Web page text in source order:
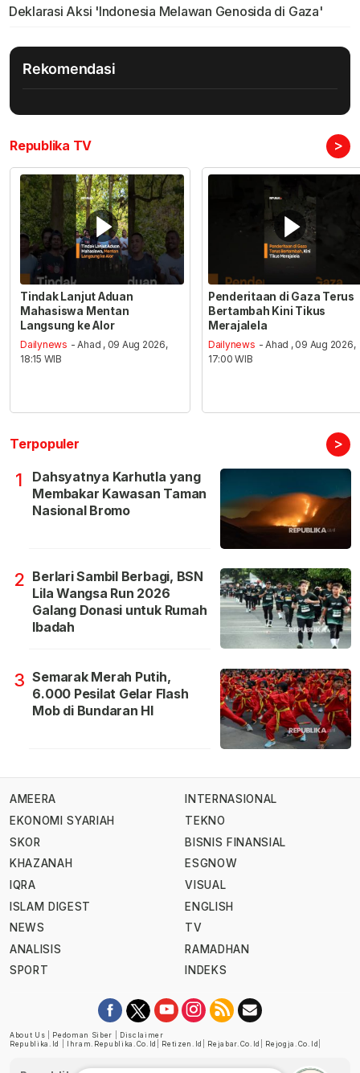
Deklarasi Aksi 'Indonesia Melawan Genosida di Gaza'
Rekomendasi
Republika TV >
Tindak Lanjut Aduan
Mahasiswa Mentan
Langsung ke Alor
Dailynews - Ahad , 09 Aug 2026,
18:15 WIB
Penderitaan di Gaza Terus
Bertambah Kini Tikus
Merajalela
Dailynews - Ahad , 09 Aug 2026,
17:00 WIB
Terpopuler >
1
Dahsyatnya Karhutla yang
Membakar Kawasan Taman
Nasional Bromo
2 Berlari Sambil Berbagi, BSN
Lila Wangsa Run 2026
Galang Donasi untuk Rumah
Ibadah
3 Semarak Merah Putih,
6.000 Pesilat Gelar Flash
Mob di Bundaran HI
AMEERA
EKONOMI SYARIAH
SKOR
KHAZANAH
IQRA
ISLAM DIGEST
NEWS
ANALISIS
SPORT
INTERNASIONAL
TEKNO
BISNIS FINANSIAL
ESGNOW
VISUAL
ENGLISH
TV
RAMADHAN
INDEKS
About Us Pedoman Siber
Disclaimer
Republika.id
Ihram.republika.co.id Retizen.id Rejabar.co.id Rejogja.co.id